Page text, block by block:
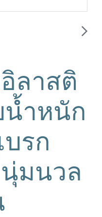
ลาสติ
น้ำหนัก
บรก
นุ่มนวล